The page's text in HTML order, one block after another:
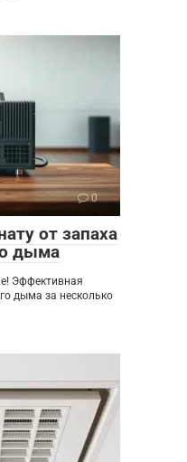
0
от запаха
дыма
Эффективная
дыма за несколько